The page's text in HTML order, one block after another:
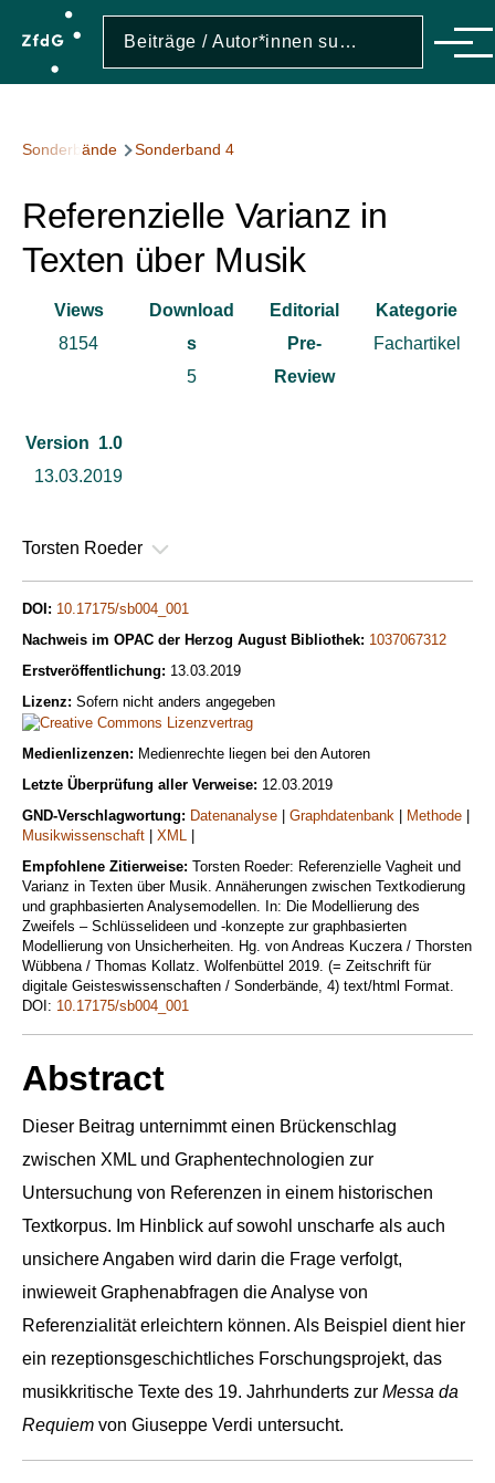
Direkt zum Inhalt
Menü
Pfadnavigation
Sonderbände Sonderband 4
Referenzielle Varianz in
Texten über Musik
Views
8154
Download
s
5
Editorial
Pre-
Review
Kategorie
Fachartikel
Version 1.0
13.03.2019
Torsten Roeder
DOI: 10.17175/sb004_001
Nachweis im OPAC der Herzog August Bibliothek: 1037067312
Erstveröffentlichung: 13.03.2019
Lizenz: Sofern nicht anders angegeben
Medienlizenzen: Medienrechte liegen bei den Autoren
Letzte Überprüfung aller Verweise: 12.03.2019
GND-Verschlagwortung: Datenanalyse | Graphdatenbank | Methode |
Musikwissenschaft | XML |
Empfohlene Zitierweise: Torsten Roeder: Referenzielle Vagheit und
Varianz in Texten über Musik. Annäherungen zwischen Textkodierung
und graphbasierten Analysemodellen. In: Die Modellierung des
Zweifels – Schlüsselideen und -konzepte zur graphbasierten
Modellierung von Unsicherheiten. Hg. von Andreas Kuczera / Thorsten
Wübbena / Thomas Kollatz. Wolfenbüttel 2019. (= Zeitschrift für
digitale Geisteswissenschaften / Sonderbände, 4) text/html Format.
DOI: 10.17175/sb004_001
Abstract
Dieser Beitrag unternimmt einen Brückenschlag
zwischen XML und Graphentechnologien zur
Untersuchung von Referenzen in einem historischen
Textkorpus. Im Hinblick auf sowohl unscharfe als auch
unsichere Angaben wird darin die Frage verfolgt,
inwieweit Graphenabfragen die Analyse von
Referenzialität erleichtern können. Als Beispiel dient hier
ein rezeptionsgeschichtliches Forschungsprojekt, das
musikkritische Texte des 19. Jahrhunderts zur Messa da
Requiem von Giuseppe Verdi untersucht.